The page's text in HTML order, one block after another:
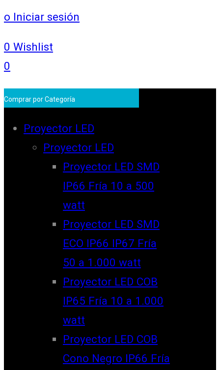
o Iniciar sesión
0 Wishlist
0
Comprar por Categoría
Proyector LED
Proyector LED
Proyector LED SMD
IP66 Fría 10 a 500
watt
Proyector LED SMD
ECO IP66 IP67 Fría
50 a 1.000 watt
Proyector LED COB
IP65 Fría 10 a 1.000
watt
Proyector LED COB
Cono Negro IP66 Fría